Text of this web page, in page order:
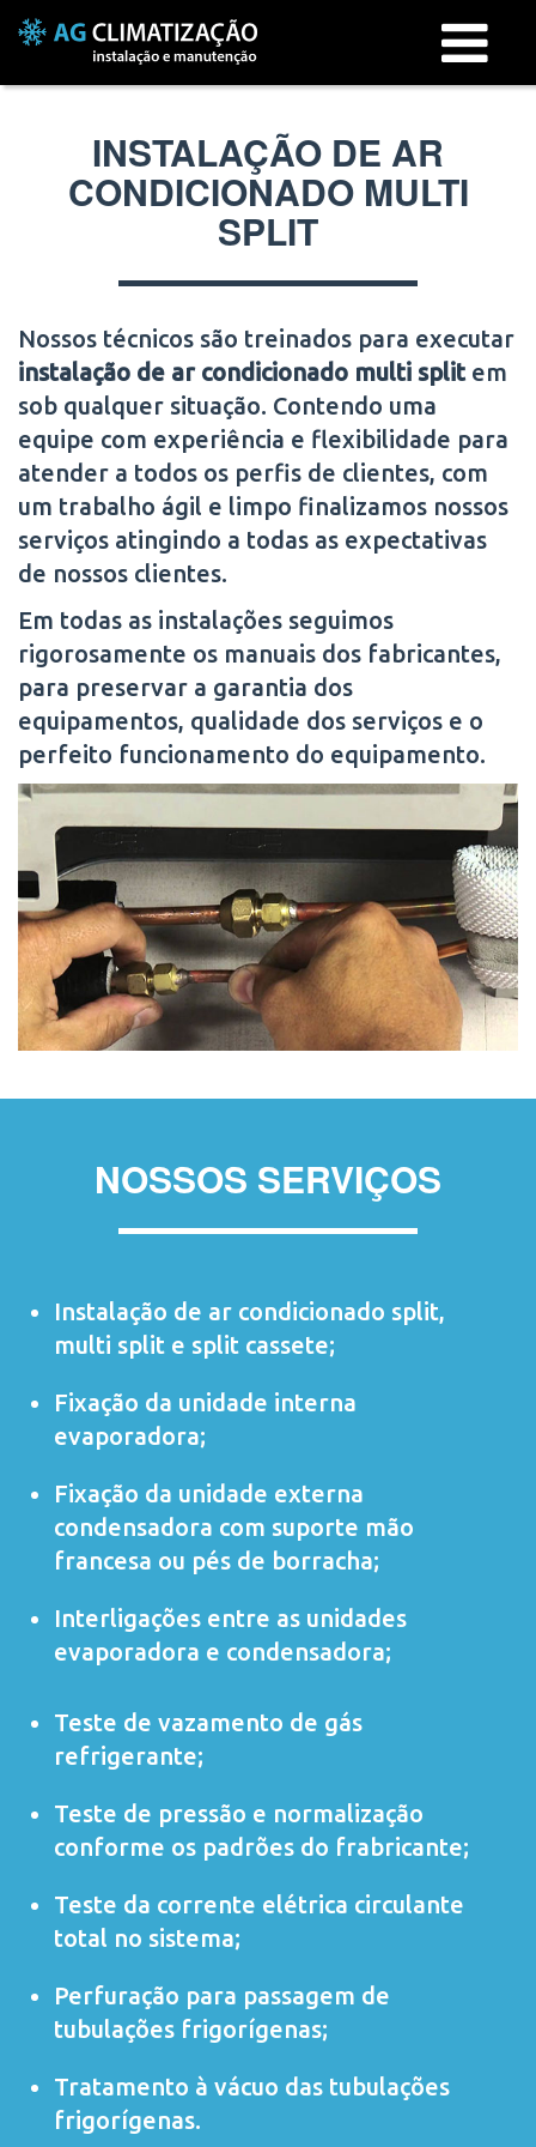
Menu
INSTALAÇÃO DE AR
CONDICIONADO MULTI
SPLIT
Nossos técnicos são treinados para executar
instalação de ar condicionado multi splitem
sob qualquer situação. Contendo uma
equipe com experiência e flexibilidade para
atender a todos os perfis de clientes, com
um trabalho ágil e limpo finalizamos nossos
serviços atingindo a todas as expectativas
de nossos clientes.
Em todas as instalações seguimos
rigorosamente os manuais dos fabricantes,
para preservar a garantia dos
equipamentos, qualidade dos serviços e o
perfeito funcionamento do equipamento.
NOSSOS SERVIÇOS
Instalação de ar condicionado split,
multi split e split cassete;
Fixação da unidade interna
evaporadora;
Fixação da unidade externa
condensadora com suporte mão
francesa ou pés de borracha;
Interligações entre as unidades
evaporadora e condensadora;
Teste de vazamento de gás
refrigerante;
Teste de pressão e normalização
conforme os padrões do frabricante;
Teste da corrente elétrica circulante
total no sistema;
Perfuração para passagem de
tubulações frigorígenas;
Tratamento à vácuo das tubulações
frigorígenas.